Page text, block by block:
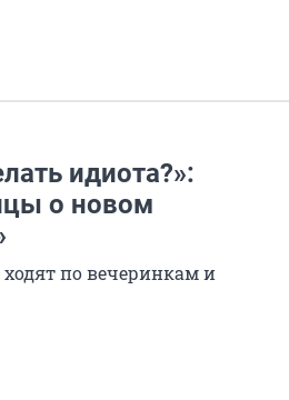
идиота?»:
о новом
ходят по вечеринкам и